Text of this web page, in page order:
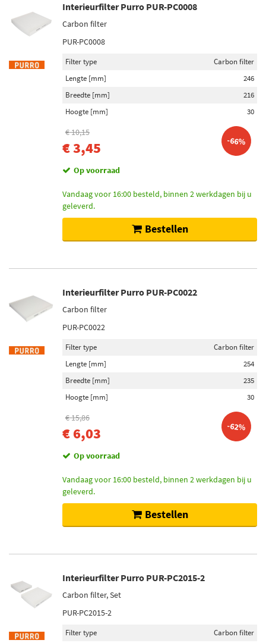
Filter type
Carbon filter (523)
Stoffilter (75)
Buitenluchtfilter (26)
Filter insert (11)
Op voorraad (777)
Interieurfilter Purro PUR-PC0008
Carbon filter
PUR-PC0008
Filter type
Carbon filter
Lengte [mm]
246
Breedte [mm]
216
Hoogte [mm]
30
€ 10,15
€ 3,45 -66%
Op voorraad
Vandaag voor 16:00 besteld, binnen 2 werkdagen bij u
geleverd.
Bestellen
Interieurfilter Purro PUR-PC0022
Carbon filter
PUR-PC0022
Filter type
Carbon filter
Lengte [mm]
254
Breedte [mm]
235
Hoogte [mm]
30
€ 15,86
€ 6,03 -62%
Op voorraad
Vandaag voor 16:00 besteld, binnen 2 werkdagen bij u
geleverd.
Bestellen
Interieurfilter Purro PUR-PC2015-2
Carbon filter, Set
PUR-PC2015-2
Filter type
Carbon filter